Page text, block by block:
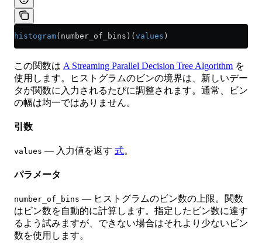
histogram(number_of_bins)( values )
この関数は A Streaming Parallel Decision Tree Algorithm を
使用します。ヒストグラムのビンの境界は、新しいデー
タが関数に入力されるたびに調整されます。通常、ビン
の幅は均一ではありません。
引数
values — 入力値を返す 式。
パラメータ
number_of_bins — ヒストグラムのビン数の上限。関数
はビン数を自動的に計算します。指定したビン数に達す
るよう試みますが、できない場合はそれより少ないビン
数を使用します。